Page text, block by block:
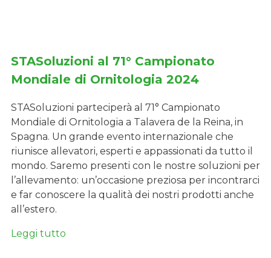
STASoluzioni al 71° Campionato
Mondiale di Ornitologia 2024
STASoluzioni parteciperà al 71° Campionato
Mondiale di Ornitologia a Talavera de la Reina, in
Spagna. Un grande evento internazionale che
riunisce allevatori, esperti e appassionati da tutto il
mondo. Saremo presenti con le nostre soluzioni per
l’allevamento: un’occasione preziosa per incontrarci
e far conoscere la qualità dei nostri prodotti anche
all’estero.
Leggi tutto